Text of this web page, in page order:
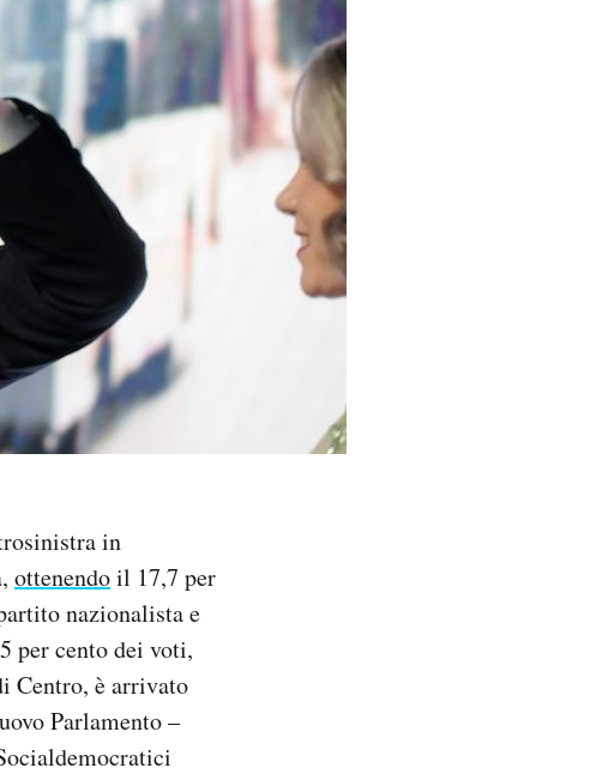
in
ottenendoil 17,7 per
nazionalista e
per cento dei voti,
Centro, è arrivato
Parlamento –